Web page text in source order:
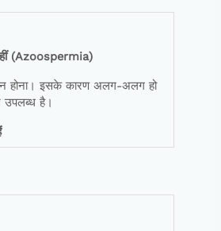
(Azoospermia)
न होना। इसके कारण अलग-अलग हो
है।